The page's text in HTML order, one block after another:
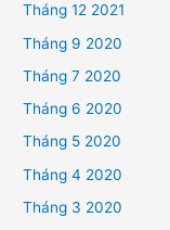
Tháng 12 2021
Tháng 9 2020
Tháng 7 2020
Tháng 6 2020
Tháng 5 2020
Tháng 4 2020
Tháng 3 2020